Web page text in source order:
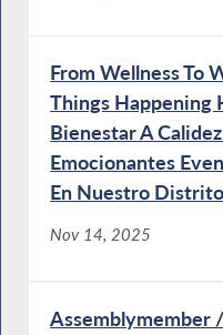
From Wellness To
Things Happening
Bienestar A Calidez
Emocionantes
En Nuestro
Nov 14, 2025
Assemblymember